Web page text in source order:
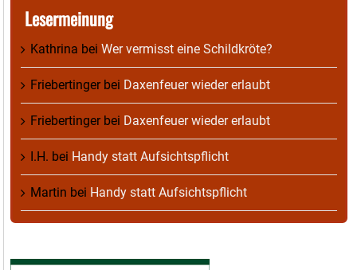
Lesermeinung
Kathrina bei Wer vermisst eine Schildkröte?
Friebertingerbei Daxenfeuer wieder erlaubt
Friebertingerbei Daxenfeuer wieder erlaubt
I.H. bei Handy statt Aufsichtspflicht
Martin bei Handy statt Aufsichtspflicht